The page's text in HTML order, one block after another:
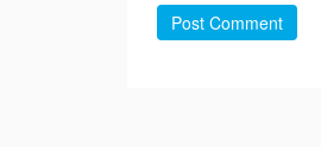
Post Comment